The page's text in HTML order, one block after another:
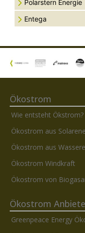
Polarstern Energie
Entega
Ökostrom
Wie entsteht Ökstrom?
Ökostrom aus
Ökostrom aus
Ökostrom Windkraft
Ökostrom von
Ökostrom
Greenpeace Energy